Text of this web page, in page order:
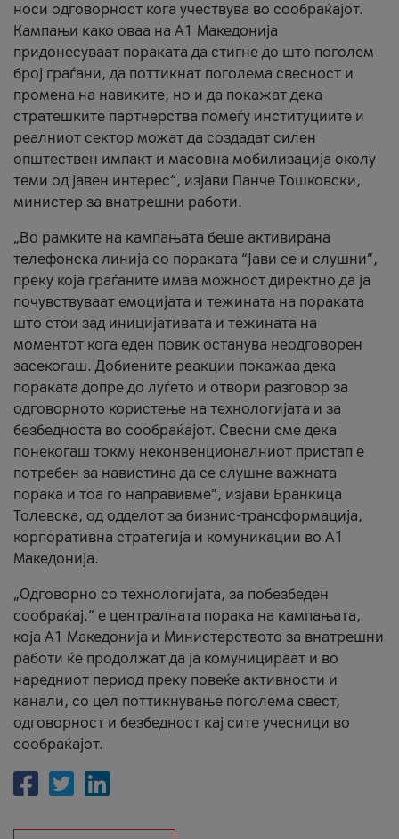
носи одговорност кога учествува во сообраќајот.
Кампањи како оваа на A1 Македонија
придонесуваат пораката да стигне до што поголем
број граѓани, да поттикнат поголема свесност и
промена на навиките, но и да покажат дека
стратешките партнерства помеѓу институциите и
реалниот сектор можат да создадат силен
општествен импакт и масовна мобилизација околу
теми од јавен интерес“, изјави Панче Тошковски,
министер за внатрешни работи.
„Во рамките на кампањата беше активирана
телефонска линија со пораката “Јави се и слушни”,
преку која граѓаните имаа можност директно да ја
почувствуваат емоцијата и тежината на пораката
што стои зад иницијативата и тежината на
моментот кога еден повик останува неодговорен
засекогаш. Добиените реакции покажаа дека
пораката допре до луѓето и отвори разговор за
одговорното користење на технологијата и за
безбедноста во сообраќајот. Свесни сме дека
понекогаш токму неконвенционалниот пристап е
потребен за навистина да се слушне важната
порака и тоа го направивме”, изјави Бранкица
Толевска, од одделот за бизнис-трансформација,
корпоративна стратегија и комуникации во А1
Македонија.
„Одговорно со технологијата, за побезбеден
сообраќај.“ е централната порака на кампањата,
која A1 Македонија и Министерството за внатрешни
работи ќе продолжат да ја комуницираат и во
наредниот период преку повеќе активности и
канали, со цел поттикнување поголема свест,
одговорност и безбедност кај сите учесници во
сообраќајот.